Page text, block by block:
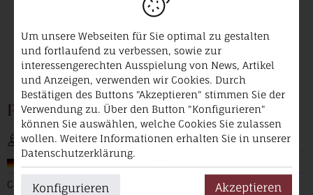
Produzent
Heid
Deutschland / Württemberg
Cannstatter Straße 13/2
Um unsere Webseiten für Sie optimal zu gestalten
und fortlaufend zu verbessen, sowie zur
interessengerechten Ausspielung von News, Artikel
und Anzeigen, verwenden wir Cookies. Durch
Bestätigen des Buttons "Akzeptieren" stimmen Sie der
Verwendung zu. Über den Button "Konfigurieren"
können Sie auswählen, welche Cookies Sie zulassen
wollen. Weitere Informationen erhalten Sie in unserer
Datenschutzerklärung.
Konfigurieren Akzeptieren